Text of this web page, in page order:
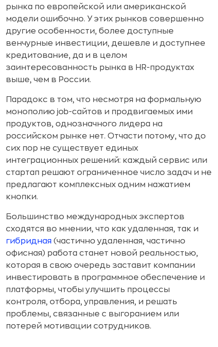
рынка по европейской или американской
модели ошибочно. У этих рынков совершенно
другие особенности, более доступные
венчурные инвестиции, дешевле и доступнее
кредитование, да и в целом
заинтересованность рынка в HR-продуктах
выше, чем в России.
Парадокс в том, что несмотря на формальную
монополию job-сайтов и продвигаемых ими
продуктов, однозначного лидера на
российском рынке нет. Отчасти потому, что до
сих пор не существует единых
интеграционных решений: каждый сервис или
стартап решают ограниченное число задач и не
предлагают комплексных одним нажатием
кнопки.
Большинство международных экспертов
сходятся во мнении, что как удаленная, так и
гибридная (частично удаленная, частично
офисная) работа станет новой реальностью,
которая в свою очередь заставит компании
инвестировать в программное обеспечение и
платформы, чтобы улучшить процессы
контроля, отбора, управления, и решать
проблемы, связанные с выгоранием или
потерей мотивации сотрудников.